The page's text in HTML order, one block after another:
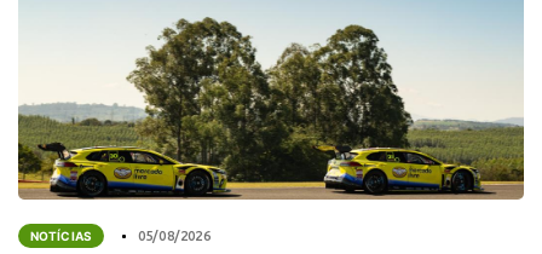
NOTÍCIAS 05/08/2026